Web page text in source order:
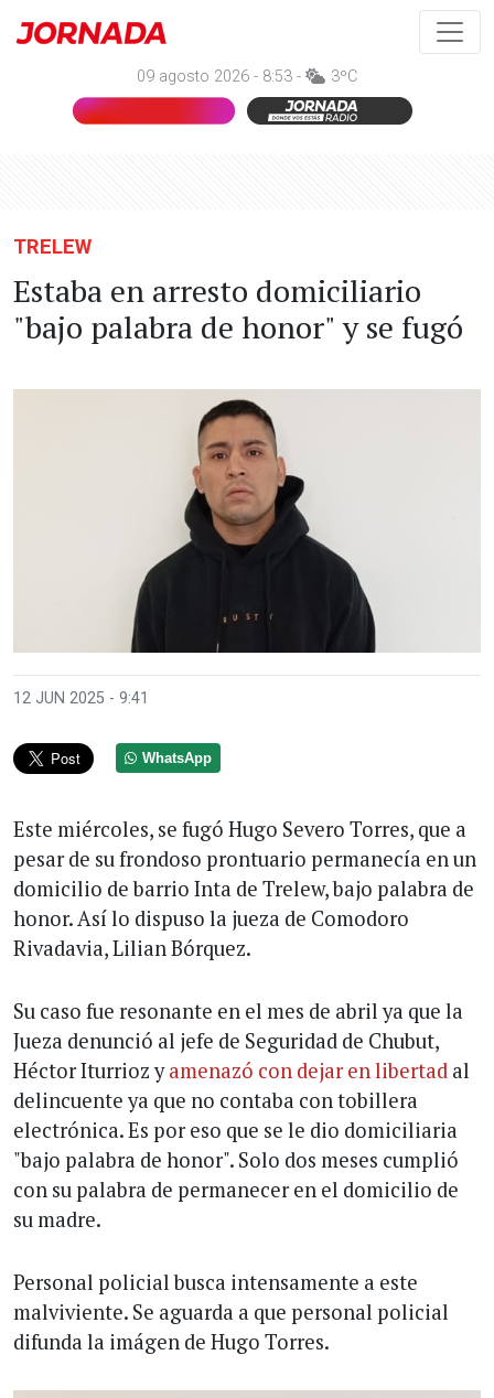
09 agosto 2026 - 8:53 - 3ºC
TRELEW
Estaba en arresto domiciliario
"bajo palabra de honor" y se fugó
12 JUN 2025 - 9:41
WhatsApp
Este miércoles, se fugó Hugo Severo Torres, que a
pesar de su frondoso prontuario permanecía en un
domicilio de barrio Inta de Trelew, bajo palabra de
honor. Así lo dispuso la jueza de Comodoro
Rivadavia, Lilian Bórquez.
Su caso fue resonante en el mes de abril ya que la
Jueza denunció al jefe de Seguridad de Chubut,
Héctor Iturrioz yamenazó con dejar en libertad al
delincuente ya que no contaba con tobillera
electrónica. Es por eso que se le dio domiciliaria
"bajo palabra de honor". Solo dos meses cumplió
con su palabra de permanecer en el domicilio de
su madre.
Personal policial busca intensamente a este
malviviente. Se aguarda a que personal policial
difunda la imágen de Hugo Torres.